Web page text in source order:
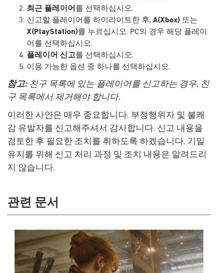
최근 플레이어 를 선택하십시오.
신고할 플레이어를 하이라이트한 후, A(Xbox) 또는
X(PlayStation)를 누르십시오. PC의 경우 해당 플레이
어를 선택하십시오.
플레이어 신고를 선택하십시오.
이용 가능한 옵션 중 하나를 선택하십시오.
참고:친구 목록에 있는 플레이어를 신고하는 경우, 친
구 목록에서 제거해야 합니다.
이러한 사안은 매우 중요합니다. 부정행위자 및 불쾌
감 유발자를 신고해주셔서 감사합니다. 신고 내용을
검토한 후 필요한 조치를 취하도록 하겠습니다. 기밀
유지를 위해 신고 처리 과정 및 조치 내용은 알려드리
지 않습니다.
관련 문서